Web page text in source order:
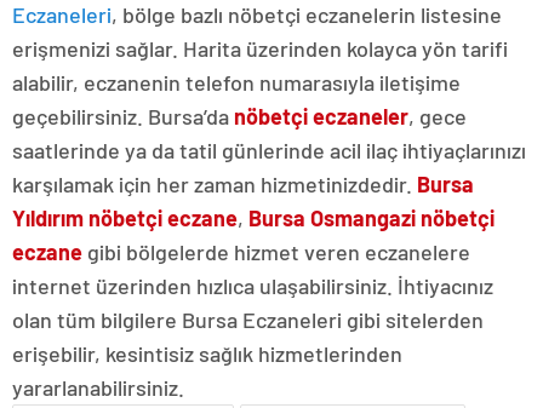
Eczaneleri, bölge bazlı nöbetçi eczanelerin listesine
erişmenizi sağlar. Harita üzerinden kolayca yön tarifi
alabilir, eczanenin telefon numarasıyla iletişime
geçebilirsiniz. Bursa’da nöbetçi eczaneler, gece
saatlerinde ya da tatil günlerinde acil ilaç ihtiyaçlarınızı
karşılamak için her zaman hizmetinizdedir. Bursa
Yıldırım nöbetçi eczane, Bursa Osmangazi nöbetçi
eczane gibi bölgelerde hizmet veren eczanelere
internet üzerinden hızlıca ulaşabilirsiniz. İhtiyacınız
olan tüm bilgilere Bursa Eczaneleri gibi sitelerden
erişebilir, kesintisiz sağlık hizmetlerinden
yararlanabilirsiniz.